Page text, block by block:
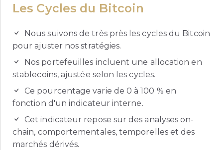
Les Cycles du Bitcoin
Nous suivons de très près les cycles du Bitcoin
pour ajuster nos stratégies.
Nos portefeuilles incluent une allocation en
stablecoins, ajustée selon les cycles.
Ce pourcentage varie de 0 à 100 % en
fonction d'un indicateur interne.
Cet indicateur repose sur des analyses on-
chain, comportementales, temporelles et des
marchés dérivés.